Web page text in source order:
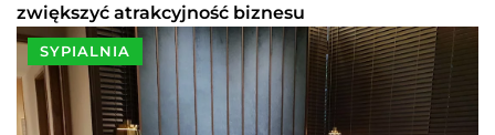
zwiększyć atrakcyjność biznesu
SYPIALNIA